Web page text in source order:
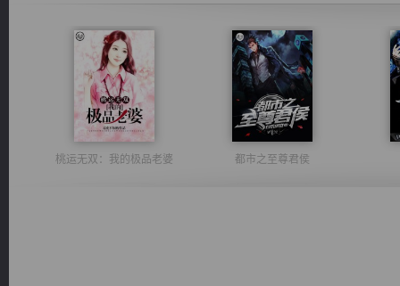
桃运无双：我的极品老婆 都市之至尊君侯